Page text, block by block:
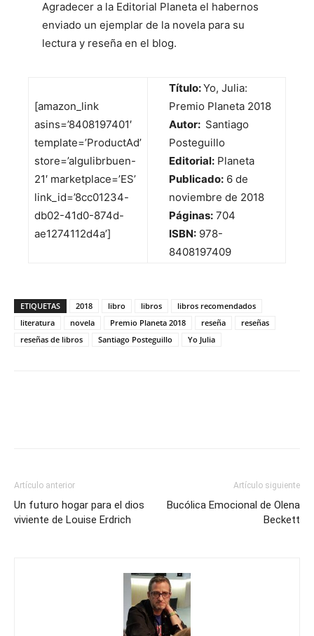
Agradecer a la Editorial Planeta el habernos
enviado un ejemplar de la novela para su
lectura y reseña en el blog.
[amazon_link
asins=’8408197401′
template=’ProductAd’
store=’algulibrbuen-
21′ marketplace=’ES’
link_id=’8cc01234-
db02-41d0-874d-
ae1274112d4a’]
Título:Yo, Julia:
Premio Planeta 2018
Autor: Santiago
Posteguillo
Editorial: Planeta
Publicado: 6 de
noviembre de 2018
Páginas: 704
ISBN: 978-
8408197409
ETIQUETAS 2018 libro libros
libros recomendados
literatura
novela Premio Planeta 2018 reseña
reseñas
reseñas de libros
Santiago Posteguillo Yo Julia
Artículo anterior
Un futuro hogar para el dios
viviente de Louise Erdrich
Artículo siguiente
Bucólica Emocional de Olena
Beckett